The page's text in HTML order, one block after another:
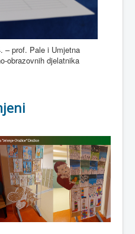
– prof. Pale i Umjetna
obrazovnih djelatnika